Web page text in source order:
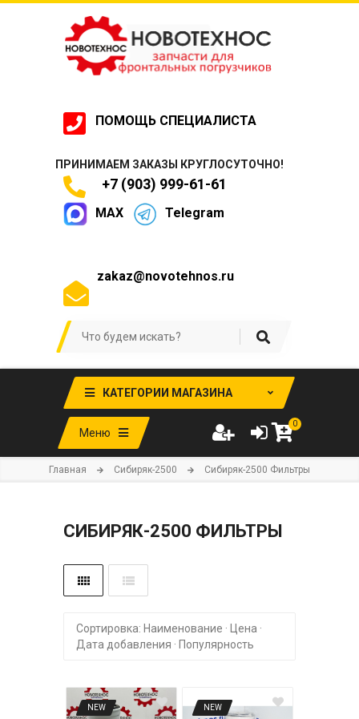
ПОМОЩЬ СПЕЦИАЛИСТА
ПРИНИМАЕМ ЗАКАЗЫ КРУГЛОСУТОЧНО!
+7 (903) 999-61-61
MAX Telegram
zakaz@novotehnos.ru
КАТЕГОРИИ МАГАЗИНА
Меню
0
Главная Cибиряк-2500 Cибиряк-2500 Фильтры
CИБИРЯК-2500 ФИЛЬТРЫ
Сортировка: Наименование · Цена ·
Дата добавления · Популярность
NEW NEW